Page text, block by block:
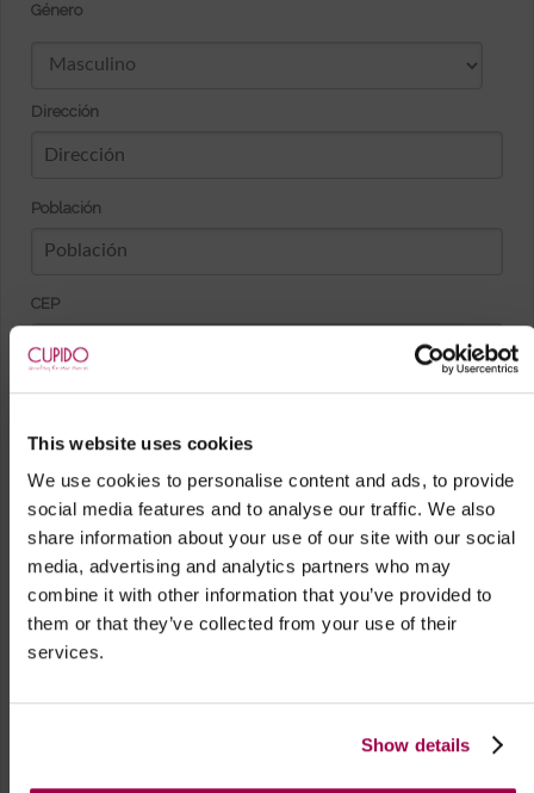
This website uses cookies
We use cookies to personalise content and ads, to provide
social media features and to analyse our traffic. We also
share information about your use of our site with our social
media, advertising and analytics partners who may
combine it with other information that you’ve provided to
them or that they’ve collected from your use of their
services.
Show details
Género
Dirección
Población
CEP
País y provincia
Teléfono
Quiero recibir el boletín
Declaro que acepto losTérminos y Condicionesy la